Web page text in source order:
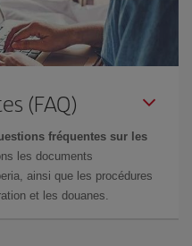
(FAQ)
fréquentes sur les
les documents
ainsi que les procédures
et les douanes.